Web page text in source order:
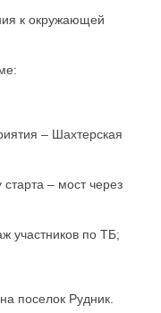
к окружающей
– Шахтерская
– мост через
участников по ТБ;
поселок Рудник.